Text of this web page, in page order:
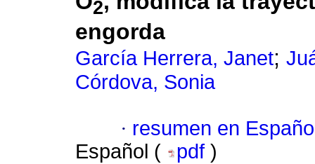
2
engorda
García Herrera, Janet;
Córdova, Sonia
· resumen en
Español (
pdf )